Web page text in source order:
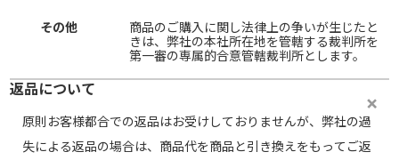
その他
商品のご購入に関し法律上の争いが生じたと
きは、弊社の本社所在地を管轄する裁判所を
第一審の専属的合意管轄裁判所とします。
返品について
原則お客様都合での返品はお受けしておりませんが、弊社の過
失による返品の場合は、商品代を商品と引き換えをもってご返